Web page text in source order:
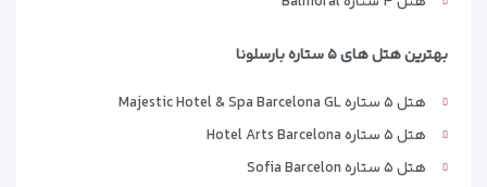
بهترین هتل های ۵ ستاره بارسلونا
هتل ۵ ستاره Majestic Hotel & Spa Barcelona GL
هتل ۵ ستاره Hotel Arts Barcelona
هتل ۵ ستاره Sofia Barcelon